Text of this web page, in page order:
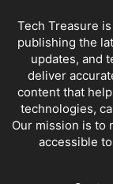
Tech Treasure
publishing the
updates, and
deliver
content that
technologies,
Our mission is to
accessible